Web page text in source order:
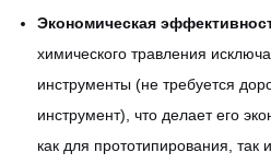
Экономическая
химического травления
инструменты (не требуется
инструмент), что делает его
как для прототипирования, так